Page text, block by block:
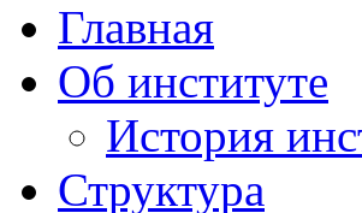
Главная
Об институте
История
Структура